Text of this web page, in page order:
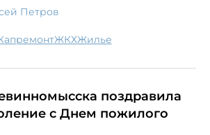
Петров
капремонт ЖКХ жилье
поздравила
с Днем пожилого